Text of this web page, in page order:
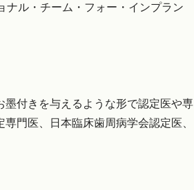
ナル・チーム・フォー・インプラン
付きを与えるような形で認定医や専
門医、日本臨床歯周病学会認定医、